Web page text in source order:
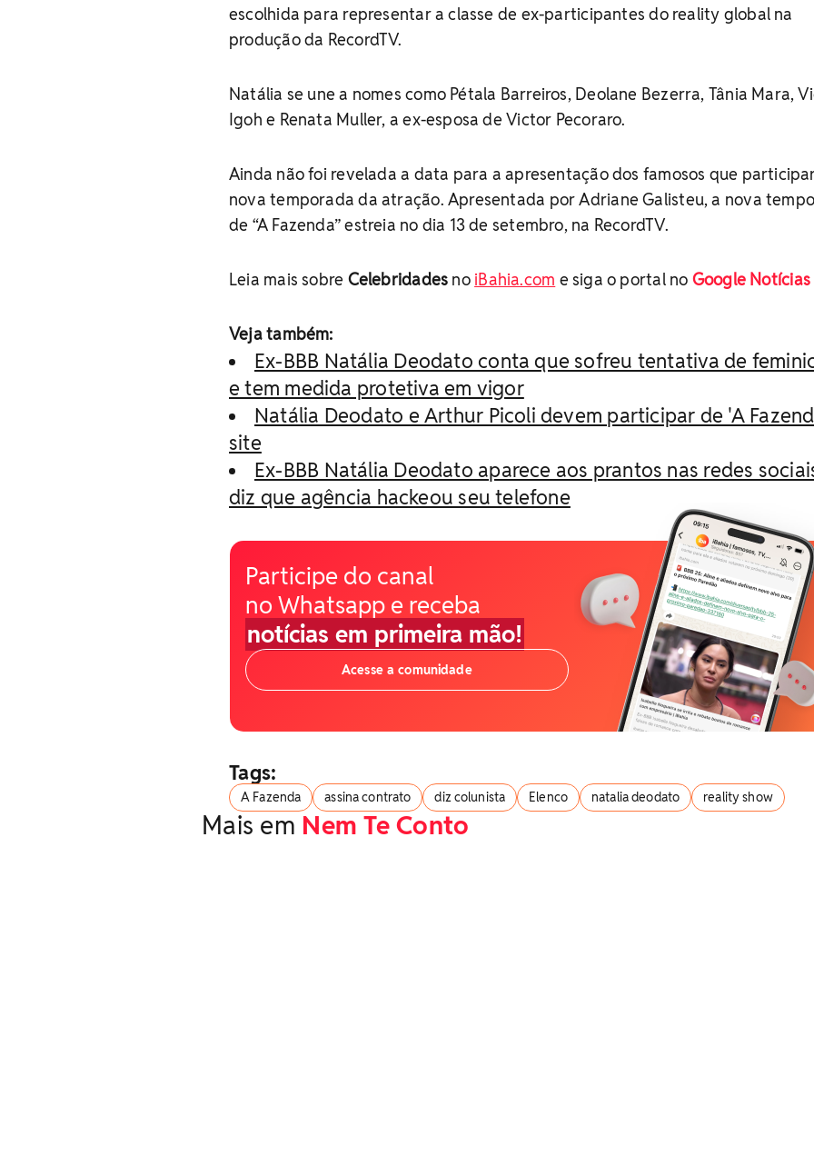
escolhida para representar a classe de ex-participantes do reality global na
produção da RecordTV.
Natália se une a nomes como Pétala Barreiros, Deolane Bezerra, Tânia Mara,
Igoh e Renata Muller, a ex-esposa de Victor Pecoraro.
Ainda não foi revelada a data para a apresentação dos famosos que
nova temporada da atração. Apresentada por Adriane Galisteu, a nova
de “A Fazenda” estreia no dia 13 de setembro, na RecordTV.
Leia mais sobre Celebridades no iBahia.com e siga o portal no Google Notícias
Veja também:
Ex-BBB Natália Deodato conta que sofreu tentativa de
e tem medida protetiva em vigor
Natália Deodato e Arthur Picoli devem participar de 'A
site
Ex-BBB Natália Deodato aparece aos prantos nas redes
diz que agência hackeou seu telefone
Participe do canal
no Whatsapp e receba
notícias em primeira mão!
Acesse a comunidade
Tags:
A Fazenda assina contrato diz colunista Elenco natalia deodato reality show
Mais em Nem Te Conto